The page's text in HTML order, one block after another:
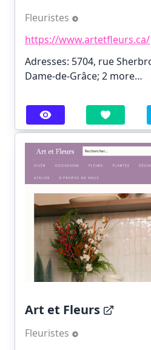
Fleuristes
https://www.artetfleurs.ca/
Adresses: 5704, rue
Dame-de-Grâce; 2 more…
Art et Fleurs
Fleuristes